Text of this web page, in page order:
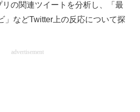
の関連ツイートを分析し、「最
」などTwitter上の反応について探
advertisement